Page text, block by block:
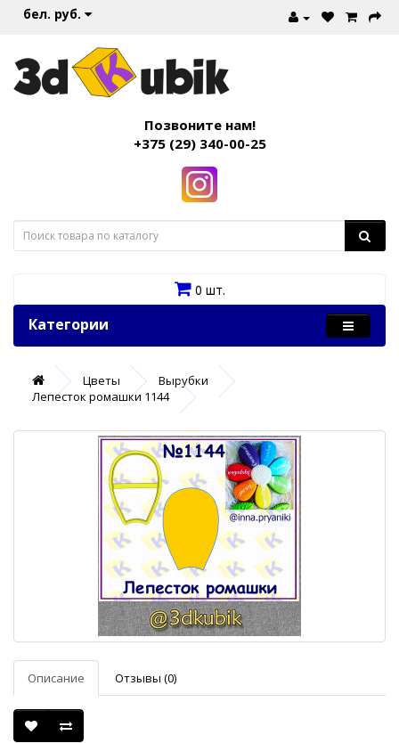
бел. руб.
Позвоните нам!
+375 (29) 340-00-25
0 шт.
Категории
Цветы
Вырубки
Лепесток ромашки 1144
Описание Отзывы (0)